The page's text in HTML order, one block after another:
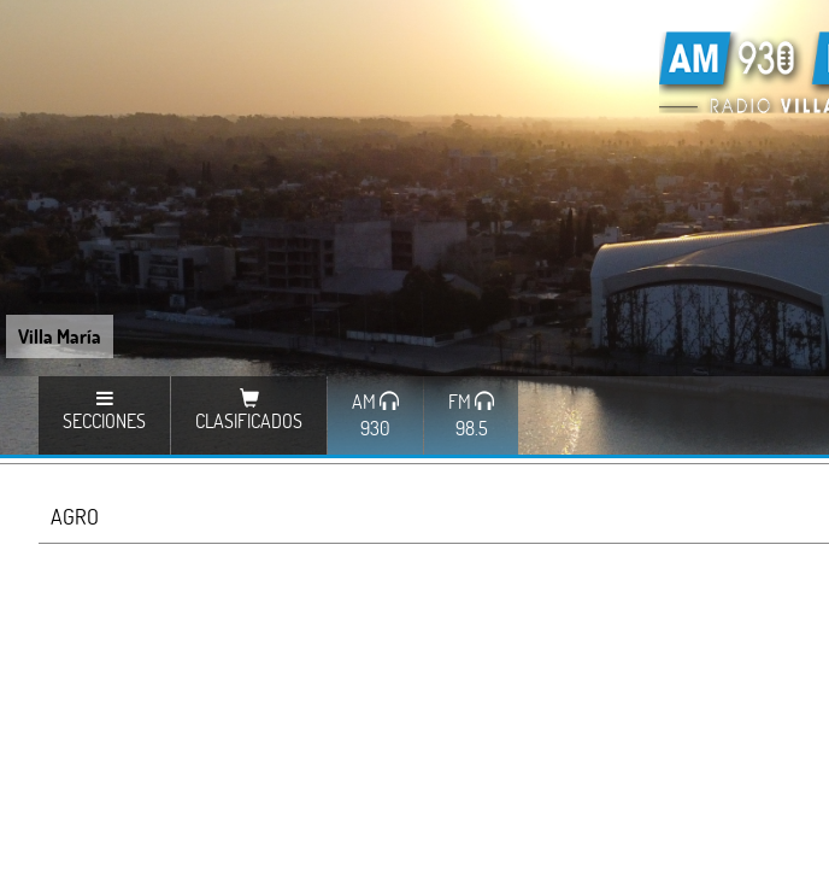
Villa María
SECCIONES CLASIFICADOS
AM
930
FM
98.5
AGRO